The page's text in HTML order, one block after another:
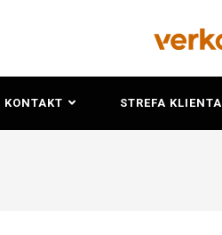
KONTAKT STREFA KLIENTA